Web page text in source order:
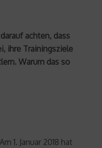
achten, dass
ihre Trainingsziele
Warum das so
1. Januar 2018 hat